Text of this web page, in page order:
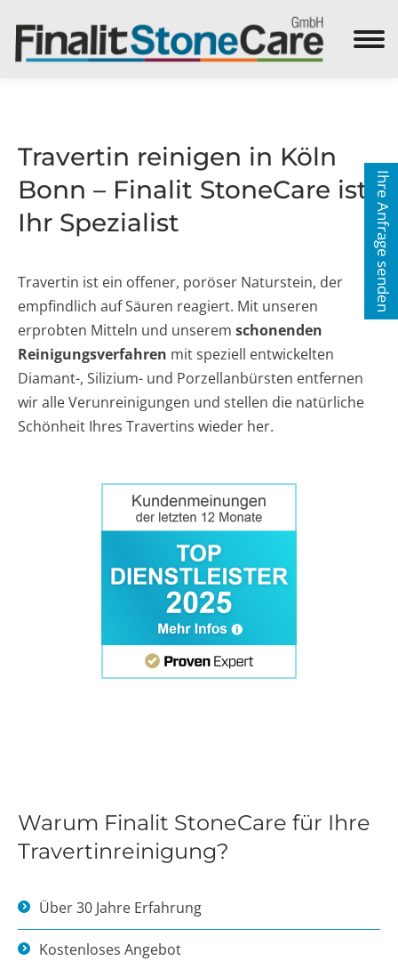
Search:
Travertin reinigen in Köln
Bonn – Finalit StoneCare ist
Ihr Spezialist
Travertin ist ein offener, poröser Naturstein, der
empfindlich auf Säuren reagiert. Mit unseren
erprobten Mitteln und unserem schonenden
Reinigungsverfahren mit speziell entwickelten
Diamant-, Silizium- und Porzellanbürsten entfernen
wir alle Verunreinigungen und stellen die natürliche
Schönheit Ihres Travertins wieder her.
Warum Finalit StoneCare für Ihre
Travertinreinigung?
Über 30 Jahre Erfahrung
Kostenloses Angebot
Ihre Anfrage senden